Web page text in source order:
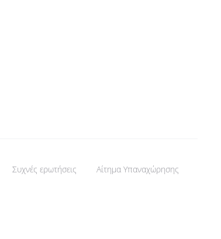
Συχνές ερωτήσεις Αίτημα Υπαναχώρησης